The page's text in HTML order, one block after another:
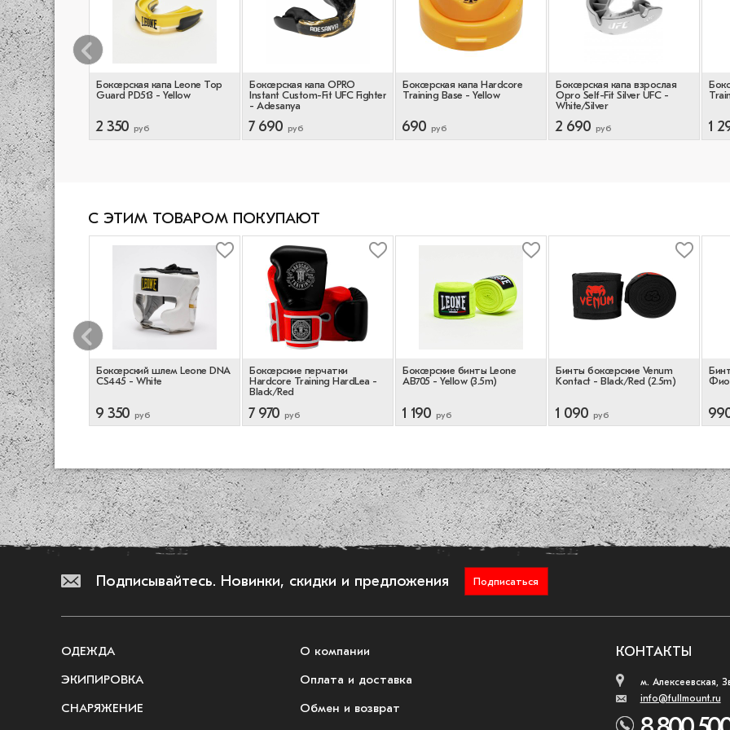
взрослая
UFC -
Боксерская капа Leone Top
Guard PD513 - Yellow
2 350 руб
Боксерская капа OPRO
Instant Custom-Fit UFC Fighter
- Adesanya
7 690 руб
Боксерская капа Hardcore
Training Base - Yellow
690 руб
Боксерская капа взрослая
Opro Self-Fit Silver UFC -
White/Silver
2 690 руб 1
С ЭТИМ ТОВАРОМ ПОКУПАЮТ
Venum
- Black/White
Боксерский шлем Leone DNA
CS445 - White
9 350 руб
Боксерские перчатки
Hardcore Training HardLea -
Black/Red
7 970 руб
Боксерские бинты Leone
AB705 - Yellow (3.5m)
1 190 руб
Бинты боксерские Venum
Kontact - Black/Red (2.5m)
1 090 руб
Подписывайтесь. Новинки, скидки и предложения Подписаться
КОНТАКТЫ
м. Алексеевская,
info@fullmount.ru
ОДЕЖДА
ЭКИПИРОВКА
СНАРЯЖЕНИЕ
О компании
Оплата и доставка
Обмен и возврат